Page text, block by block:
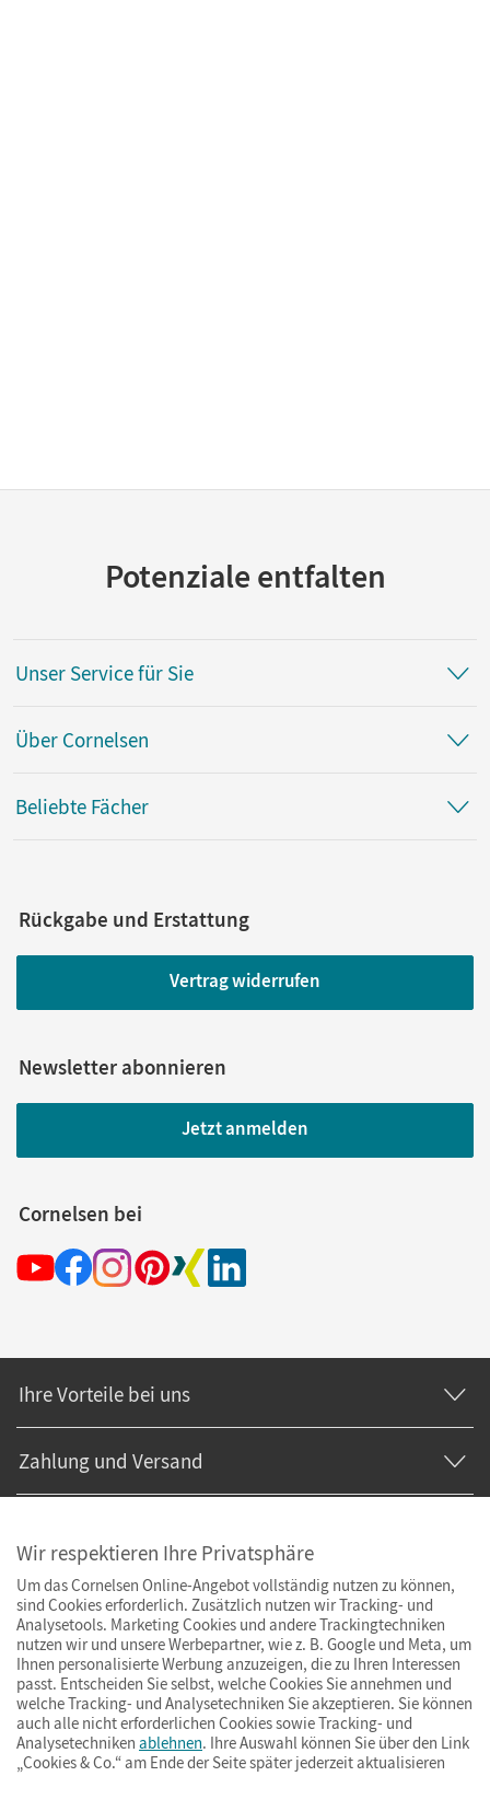
Potenziale entfalten
Unser Service für Sie
Über Cornelsen
Beliebte Fächer
Rückgabe und Erstattung
Vertrag widerrufen
Newsletter abonnieren
Jetzt anmelden
Cornelsen bei
Ihre Vorteile bei uns
Zahlung und Versand
ImpressumAGBDatenschutzBarrierefreiheitCookies & Co.
Wir respektieren Ihre Privatsphäre
Um das Cornelsen Online-Angebot vollständig nutzen zu können,
sind Cookies erforderlich. Zusätzlich nutzen wir Tracking- und
Analysetools. Marketing Cookies und andere Trackingtechniken
nutzen wir und unsere Werbepartner, wie z. B. Google und Meta, um
Ihnen personalisierte Werbung anzuzeigen, die zu Ihren Interessen
passt. Entscheiden Sie selbst, welche Cookies Sie annehmen und
welche Tracking- und Analysetechniken Sie akzeptieren. Sie können
auch alle nicht erforderlichen Cookies sowie Tracking- und
Analysetechniken ablehnen. Ihre Auswahl können Sie über den Link
„Cookies & Co.“ am Ende der Seite später jederzeit aktualisieren